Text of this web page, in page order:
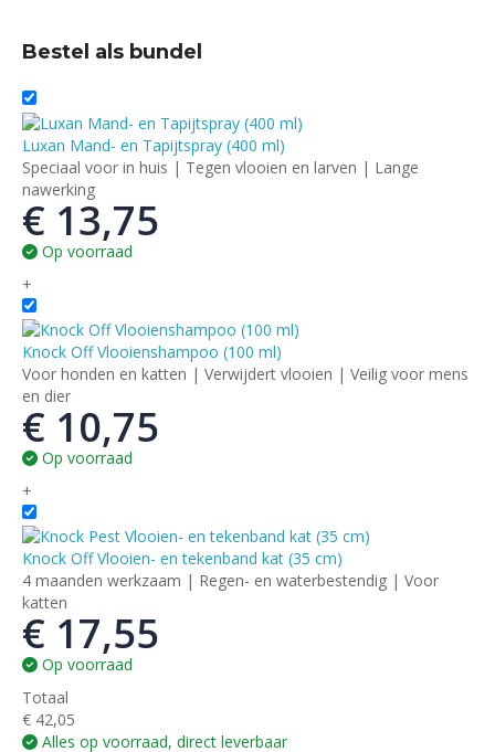
Bestel als bundel
Luxan Mand- en Tapijtspray (400 ml)
Speciaal voor in huis | Tegen vlooien en larven | Lange
nawerking
€ 13,75
Op voorraad
+
Knock Off Vlooienshampoo (100 ml)
Voor honden en katten | Verwijdert vlooien | Veilig voor mens
en dier
€ 10,75
Op voorraad
+
Knock Off Vlooien- en tekenband kat (35 cm)
4 maanden werkzaam | Regen- en waterbestendig | Voor
katten
€ 17,55
Op voorraad
Totaal
€ 42,05
Alles op voorraad, direct leverbaar